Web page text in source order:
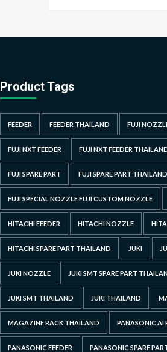
Product Tags
FEEDER FEEDER THAILAND FUJI
FUJI NXT FEEDER FUJI NXT FEEDER
FUJI SPARE PART FUJI SPARE PART THAILAND
FUJI SPECIAL NOZZLE FUJI CUSTOM NOZZLE
HITACHI FEEDER HITACHI NOZZLE
HITACHI SPARE PART THAILAND JUKI
JUKI NOZZLE JUKI SMT SPARE PART
JUKI SMT THAILAND JUKI THAILAND
MAGAZINE RACK THAILAND PANASONIC AI
PANASONIC FEEDER PANASONIC SPARE